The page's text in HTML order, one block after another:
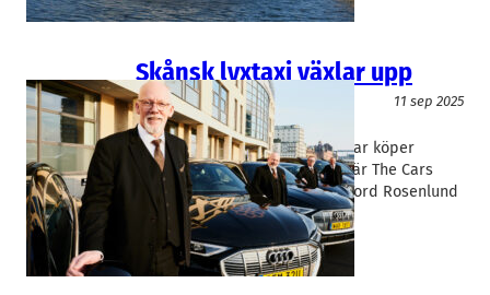
Skånsk lyxtaxi växlar upp
Logistik
11 sep 2025
The Car
Tord Rosenlund
Privatchaufförsföretaget The Car köper
Malmöbolaget A Limo. Affären är The Cars
första förvärv och grundaren Tord Rosenlund
utesluter inte fler.